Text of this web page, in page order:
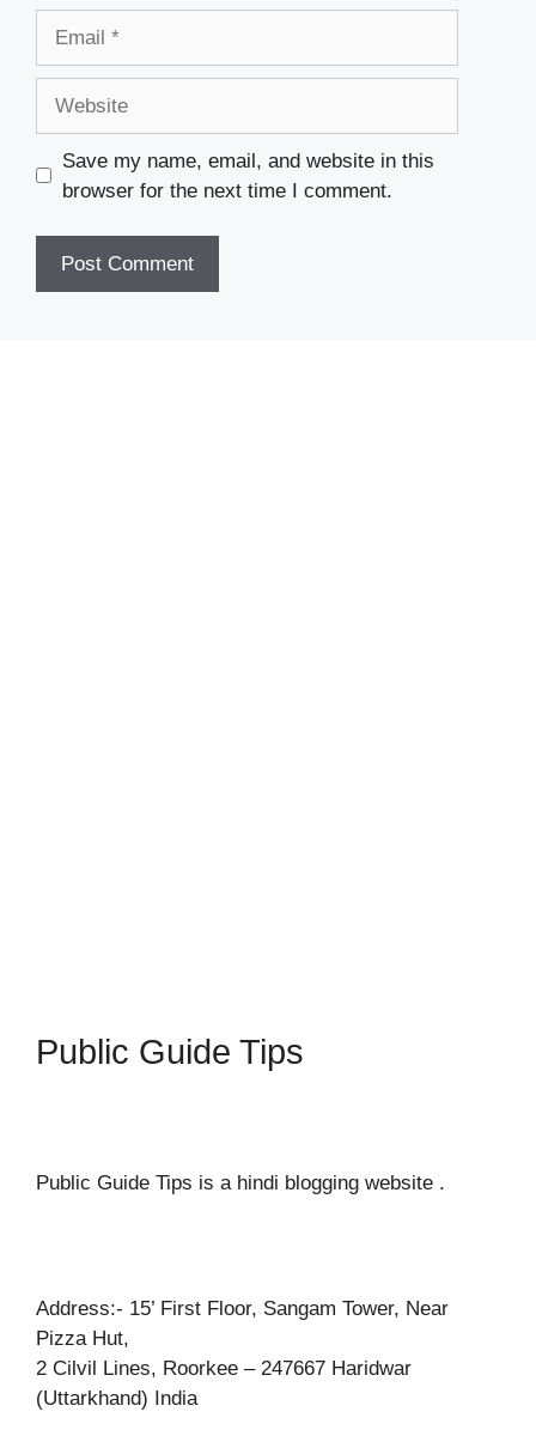
Save my name, email, and website in this
browser for the next time I comment.
Public Guide Tips
Public Guide Tips is a hindi blogging website .
Address:- 15’ First Floor, Sangam Tower, Near
Pizza Hut,
2 Cilvil Lines, Roorkee – 247667 Haridwar
(Uttarkhand) India